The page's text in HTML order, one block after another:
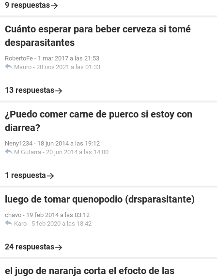
9 respuestas
Cuánto esperar para beber cerveza si tomé
desparasitantes
RobertoFe - 1 mar 2017 a las 21:53
Mauro - 28 nov 2021 a las 01:33
13 respuestas
¿Puedo comer carne de puerco si estoy con
diarrea?
Neny1234 - 18 jun 2014 a las 19:12
M Gutarra - 20 jun 2014 a las 14:00
1 respuesta
luego de tomar quenopodio (drsparasitante)
chavo - 19 feb 2014 a las 03:12
Karo - 5 feb 2020 a las 18:42
24 respuestas
el jugo de naranja corta el efocto de las